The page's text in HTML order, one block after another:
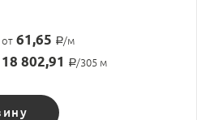
от 61,65 Р/м
18 802,91 Р/305 м